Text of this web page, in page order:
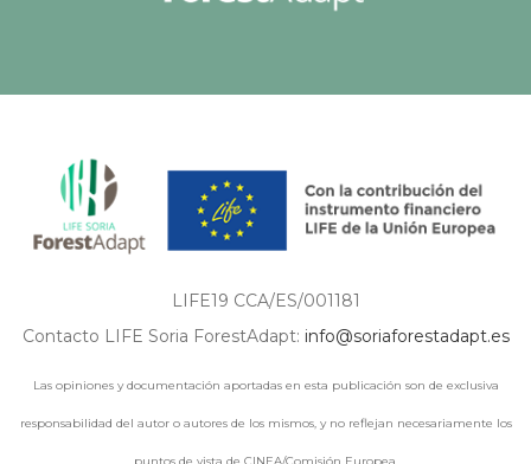
LIFE19 CCA/ES/001181
Contacto LIFE Soria ForestAdapt: info@soriaforestadapt.es
Las opiniones y documentación aportadas en esta publicación son de exclusiva
responsabilidad del autor o autores de los mismos, y no reflejan necesariamente los
puntos de vista de CINEA/Comisión Europea.